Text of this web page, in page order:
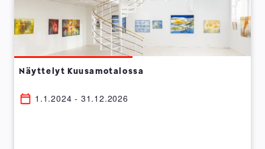
Näyttelyt Kuusamotalossa
1.1.2024 - 31.12.2026